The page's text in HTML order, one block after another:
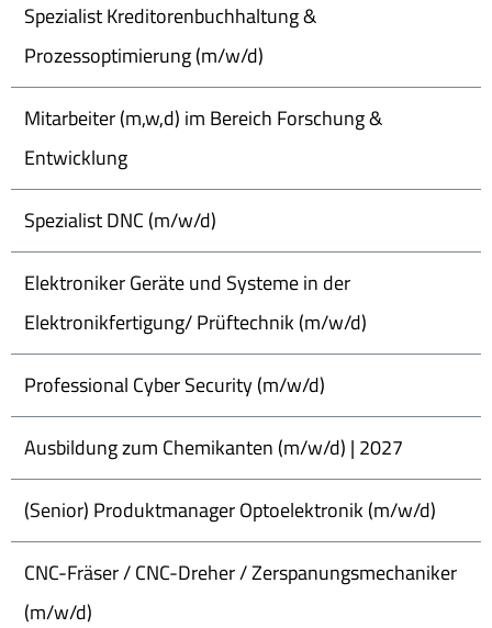
Spezialist Kreditorenbuchhaltung &
Prozessoptimierung (m/w/d)
Mitarbeiter (m,w,d) im Bereich Forschung &
Entwicklung
Spezialist DNC (m/w/d)
Elektroniker Geräte und Systeme in der
Elektronikfertigung/ Prüftechnik (m/w/d)
Professional Cyber Security (m/w/d)
Ausbildung zum Chemikanten (m/w/d) | 2027
(Senior) Produktmanager Optoelektronik (m/w/d)
CNC-Fräser / CNC-Dreher / Zerspanungsmechaniker
(m/w/d)